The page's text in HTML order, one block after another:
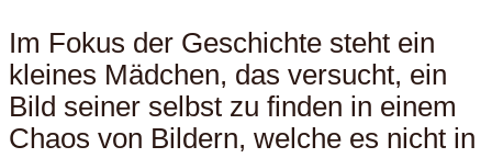
Im Fokus der Geschichte steht ein
kleines Mädchen, das versucht, ein
Bild seiner selbst zu finden in einem
Chaos von Bildern, welche es nicht in